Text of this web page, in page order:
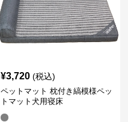
¥3,720 (税込)
ペットマット 枕付き縞模様ペッ
トマット犬用寝床